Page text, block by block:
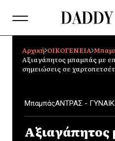
Αρχική ΟΙΚΟΓΕΝΕΙΑ
Αξιαγάπητος μπαμπάς με
σημειώσεις σε
MπαμπάςΑΝΤΡΑΣ -